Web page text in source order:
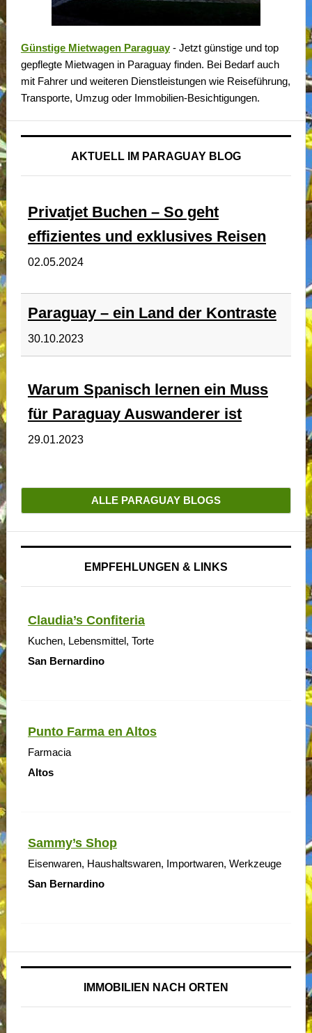
Günstige Mietwagen Paraguay- Jetzt günstige und top
gepflegte Mietwagen in Paraguay finden. Bei Bedarf auch
mit Fahrer und weiteren Dienstleistungen wie Reiseführung,
Transporte, Umzug oder Immobilien-Besichtigungen.
AKTUELL IM PARAGUAY BLOG
Privatjet Buchen – So geht
effizientes und exklusives Reisen
02.05.2024
Paraguay – ein Land der Kontraste
30.10.2023
Warum Spanisch lernen ein Muss
für Paraguay Auswanderer ist
29.01.2023
ALLE PARAGUAY BLOGS
EMPFEHLUNGEN & LINKS
Claudia’s Confiteria
Kuchen, Lebensmittel, Torte
San Bernardino
Punto Farma en Altos
Farmacia
Altos
Sammy’s Shop
Eisenwaren, Haushaltswaren, Importwaren, Werkzeuge
San Bernardino
IMMOBILIEN NACH ORTEN